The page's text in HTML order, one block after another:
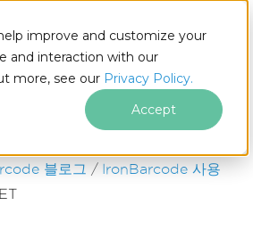
improve and customize your
and interaction with our
more, see our Privacy Policy.
Accept
블로그
IronBarcode 사용